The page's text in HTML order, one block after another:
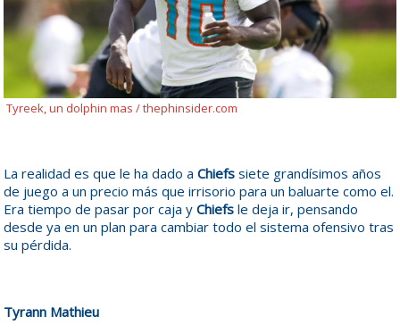
Tyreek, un dolphin mas / thephinsider.com
La realidad es que le ha dado aChiefs siete grandísimos años
de juego a un precio más que irrisorio para un baluarte como el.
Era tiempo de pasar por caja yChiefs le deja ir, pensando
desde ya en un plan para cambiar todo el sistema ofensivo tras
su pérdida.
Tyrann Mathieu